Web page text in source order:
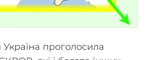
Україна проголосила